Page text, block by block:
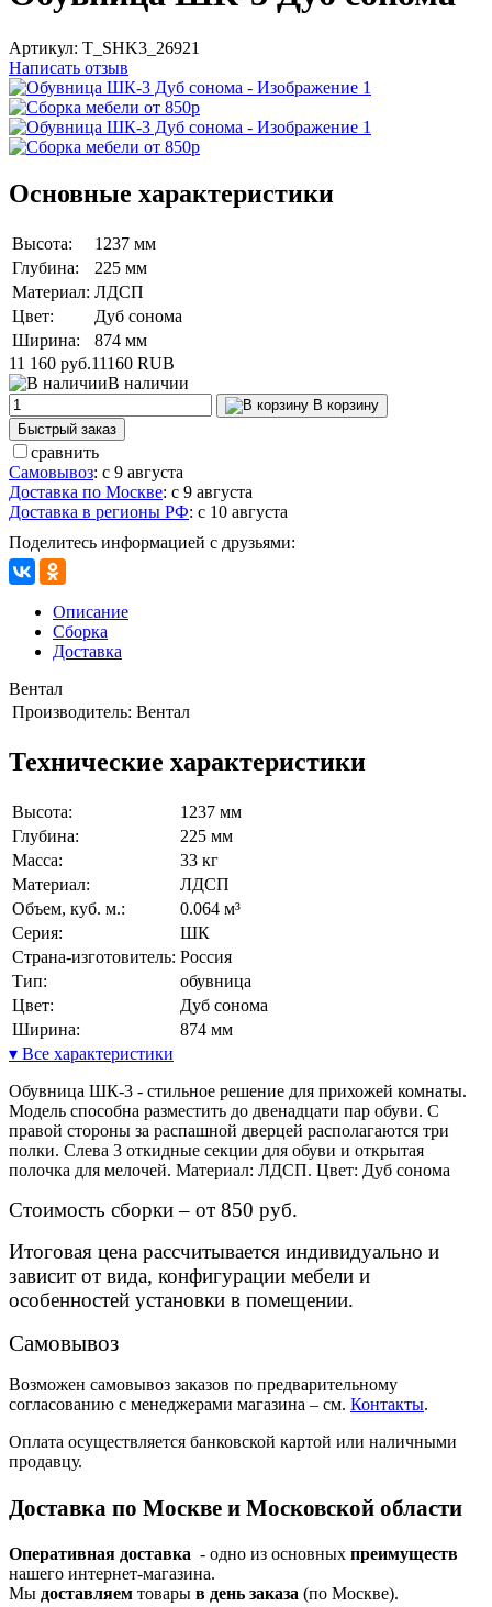
Артикул: T_SHK3_26921
Написать отзыв
Основные характеристики
Высота:
1237 мм
Глубина:
225 мм
Материал: ЛДСП
Цвет:
Дуб сонома
Ширина:
874 мм
11 160 руб.11160 RUB
В наличии
В корзину
Быстрый заказ
сравнить
Самовывоз: с 9 августа
Доставка по Москве: с 9 августа
Доставка в регионы РФ: с 10 августа
Поделитесь информацией с друзьями:
Описание
Сборка
Доставка
Вентал
Производитель: Вентал
Технические характеристики
Высота:
1237 мм
Глубина:
225 мм
Масса:
33 кг
Материал:
ЛДСП
Объем, куб. м.:
0.064 м³
Серия:
ШК
Страна-изготовитель: Россия
Тип:
обувница
Цвет:
Дуб сонома
Ширина:
874 мм
▾ Все характеристики
Обувница ШК-3 - стильное решение для прихожей комнаты.
Модель способна разместить до двенадцати пар обуви. С
правой стороны за распашной дверцей располагаются три
полки. Слева 3 откидные секции для обуви и открытая
полочка для мелочей. Материал: ЛДСП. Цвет: Дуб сонома
Стоимость сборки – от 850 руб.
Итоговая цена рассчитывается индивидуально и
зависит от вида, конфигурации мебели и
особенностей установки в помещении.
Самовывоз
Возможен самовывоз заказов по предварительному
согласованию с менеджерами магазина – см. Контакты.
Оплата осуществляется банковской картой или наличными
продавцу.
Доставка по Москве и Московской области
Оперативная доставка - одно из основных преимуществ
нашего интернет-магазина.
Мы доставляем товары в день заказа (по Москве).